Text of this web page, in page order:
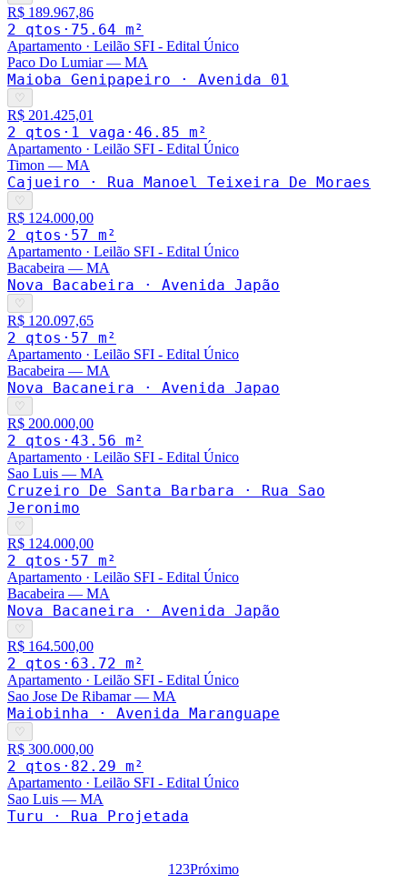
R$ 189.967,86
2 qtos · 75.64 m²
Apartamento · Leilão SFI - Edital Único
Paco Do Lumiar— MA
Maioba Genipapeiro · Avenida 01
♡
R$ 201.425,01
2 qtos · 1 vaga · 46.85 m²
Apartamento · Leilão SFI - Edital Único
Timon — MA
Cajueiro · Rua Manoel Teixeira De Moraes
♡
R$ 124.000,00
2 qtos · 57 m²
Apartamento · Leilão SFI - Edital Único
Bacabeira — MA
Nova Bacabeira · Avenida Japão
♡
R$ 120.097,65
2 qtos · 57 m²
Apartamento · Leilão SFI - Edital Único
Bacabeira — MA
Nova Bacaneira · Avenida Japao
♡
R$ 200.000,00
2 qtos · 43.56 m²
Apartamento · Leilão SFI - Edital Único
Sao Luis — MA
Cruzeiro De Santa Barbara · Rua Sao
Jeronimo
♡
R$ 124.000,00
2 qtos · 57 m²
Apartamento · Leilão SFI - Edital Único
Bacabeira — MA
Nova Bacaneira · Avenida Japão
♡
R$ 164.500,00
2 qtos · 63.72 m²
Apartamento · Leilão SFI - Edital Único
Sao Jose De Ribamar— MA
Maiobinha · Avenida Maranguape
♡
R$ 300.000,00
2 qtos · 82.29 m²
Apartamento · Leilão SFI - Edital Único
Sao Luis — MA
Turu · Rua Projetada
1 23Próximo